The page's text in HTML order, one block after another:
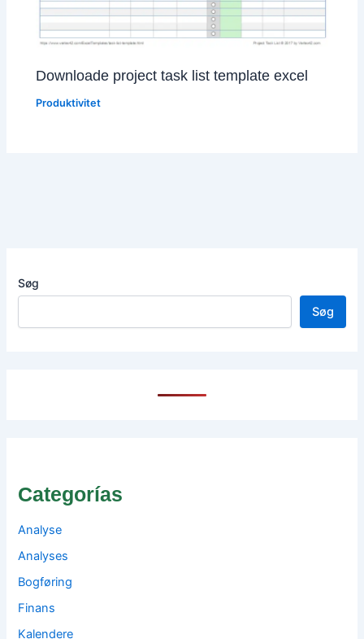
Downloade project task list template excel
Produktivitet
Søg
Søg
Categorías
Analyse
Analyses
Bogføring
Finans
Kalendere